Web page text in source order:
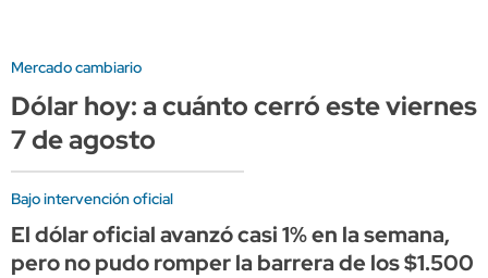
Mercado cambiario
Dólar hoy: a cuánto cerró este viernes
7 de agosto
Bajo intervención oficial
El dólar oficial avanzó casi 1% en la semana,
pero no pudo romper la barrera de los $1.500